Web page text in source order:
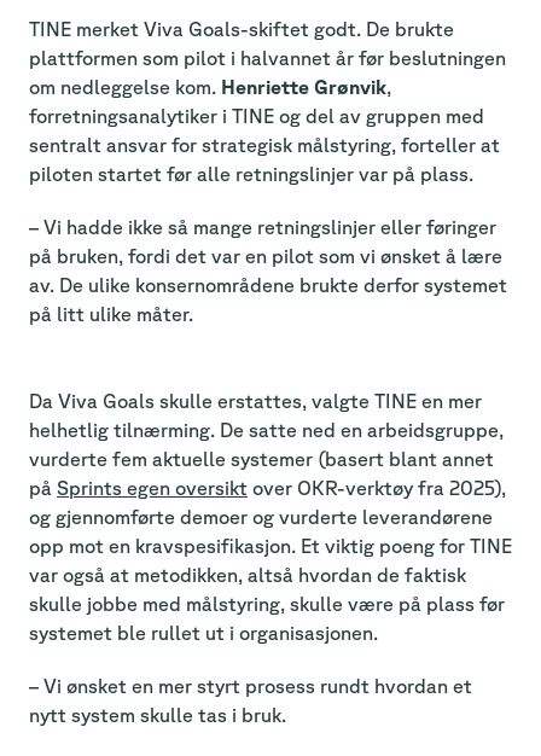
TINE merket Viva Goals-skiftet godt. De brukte
plattformen som pilot i halvannet år før beslutningen
om nedleggelse kom. Henriette Grønvik,
forretningsanalytiker i TINE og del av gruppen med
sentralt ansvar for strategisk målstyring, forteller at
piloten startet før alle retningslinjer var på plass.
– Vi hadde ikke så mange retningslinjer eller føringer
på bruken, fordi det var en pilot som vi ønsket å lære
av. De ulike konsernområdene brukte derfor systemet
på litt ulike måter.
Da Viva Goals skulle erstattes, valgte TINE en mer
helhetlig tilnærming. De satte ned en arbeidsgruppe,
vurderte fem aktuelle systemer (basert blant annet
på Sprints egen oversikt over OKR-verktøy fra 2025),
og gjennomførte demoer og vurderte leverandørene
opp mot en kravspesifikasjon. Et viktig poeng for TINE
var også at metodikken, altså hvordan de faktisk
skulle jobbe med målstyring, skulle være på plass før
systemet ble rullet ut i organisasjonen.
– Vi ønsket en mer styrt prosess rundt hvordan et
nytt system skulle tas i bruk.